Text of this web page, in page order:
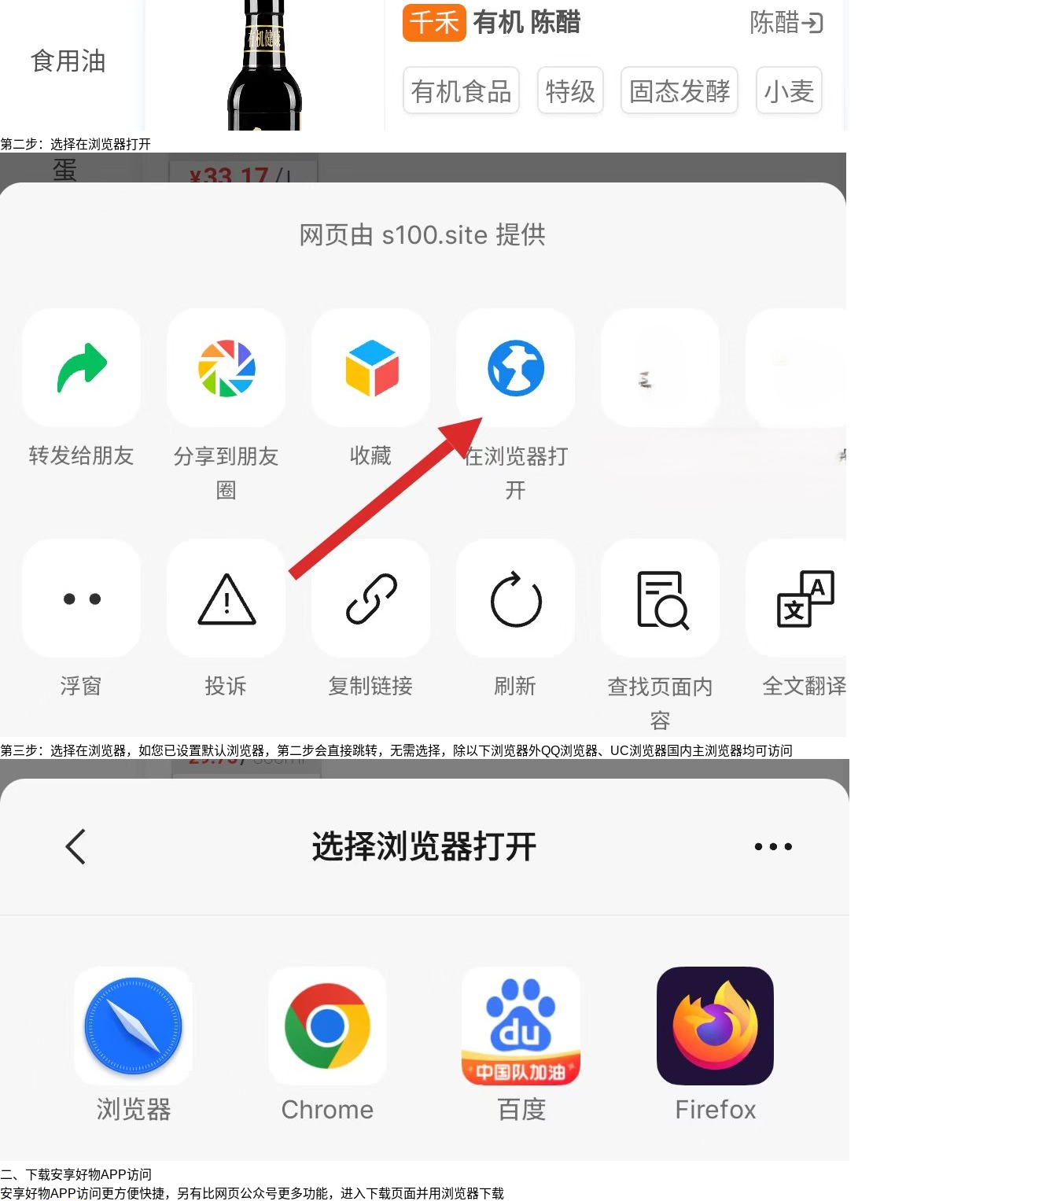
第二步：选择在浏览器打开
第三步：选择在浏览器，如您已设置默认浏览器，第二步会直接跳转，无需选择，除以下浏览器外QQ浏览器、UC浏览器国内主浏览器均可访问
二、下载安享好物APP访问
安享好物APP访问更方便快捷，另有比网页公众号更多功能，进入下载页面并用浏览器下载